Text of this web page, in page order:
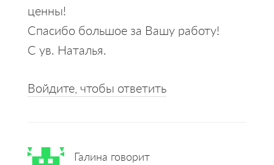
ценны!
Спасибо большое за Вашу работу!
С ув. Наталья.
Войдите, чтобы ответить
Галина говорит